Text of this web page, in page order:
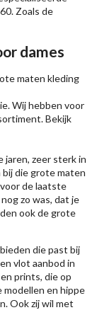
Zoals de
dames
maten kleding
Wij hebben voor
Bekijk
jaren, zeer sterk in
die grote maten
de laatste
zo was, dat je
ook de grote
die past bij
vlot aanbod in
prints, die op
en hippe
Ook zij wil met